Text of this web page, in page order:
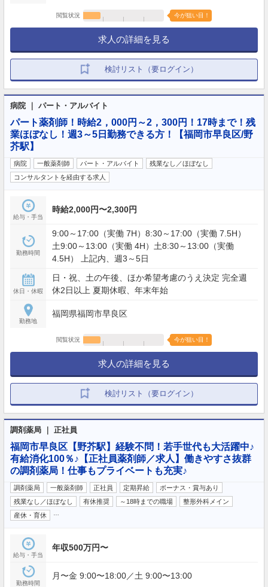
閲覧状況 今が狙い目！
求人の詳細を見る
検討リスト（要ログイン）
病院 ｜ パート・アルバイト
パート薬剤師！時給2，000円～2，300円！17時まで！残
業ほぼなし！週3～5日勤務できる方！【福岡市早良区/野
芥駅】
病院 一般薬剤師 パート・アルバイト
残業なし／ほぼなし
コンサルタントを経由する求人
給与・手当
時給2,000円〜2,300円
勤務時間
9:00～17:00（実働 7H）8:30～17:00（実働 7.5H）
土9:00～13:00（実働 4H）土8:30～13:00（実働
4.5H） 上記内、週3～5日
休日・休暇
日・祝、土の午後、ほか希望考慮のうえ決定 完全週
休2日以上 夏期休暇、年末年始
勤務地
福岡県福岡市早良区
閲覧状況 今が狙い目！
求人の詳細を見る
検討リスト（要ログイン）
調剤薬局 ｜ 正社員
福岡市早良区【野芥駅】経験不問！若手世代も大活躍中♪
有給消化100％♪【正社員薬剤師／求人】働きやすさ抜群
の調剤薬局！仕事もプライベートも充実♪
調剤薬局 一般薬剤師 正社員 定期昇給
ボーナス・賞与あり
残業なし／ほぼなし
有休推奨 ～18時までの職場
整形外科メイン
産休・育休
給与・手当
年収500万円〜
勤務時間
月〜金 9:00〜18:00／土 9:00〜13:00